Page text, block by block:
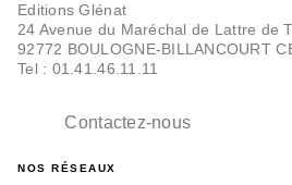
Editions Glénat
24 Avenue du Maréchal de Lattre de
92772 BOULOGNE-BILLANCOURT
Tel : 01.41.46.11.11
Contactez-nous
NOS RÉSEAUX